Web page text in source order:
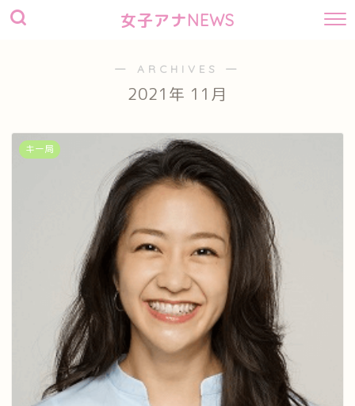
女子アナNEWS
― ARCHIVES ―
2021年 11月
キー局